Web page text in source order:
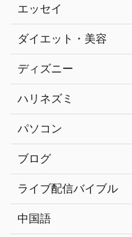
エッセイ
ダイエット・美容
ディズニー
ハリネズミ
パソコン
ブログ
ライブ配信バイブル
中国語